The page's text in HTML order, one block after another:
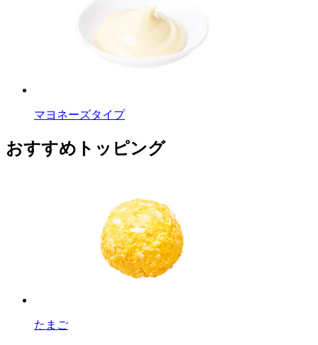
マヨネーズタイプ
おすすめトッピング
たまご